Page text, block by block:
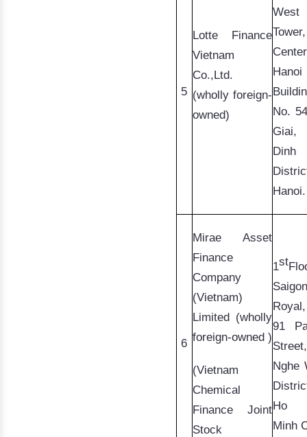
5
Lotte Finance
Co.,Ltd.
(wholly foreign-
owned)
West
Center
Hanoi
Giai
Dinh
Hanoi.
6
Mirae Asset
Finance
Company
(Vietnam)
Limited (wholly
foreign-owned )
(Vietnam
Chemical
Finance Joint
Stock
1st
Saigon
91
Nghe
Ho
Minh